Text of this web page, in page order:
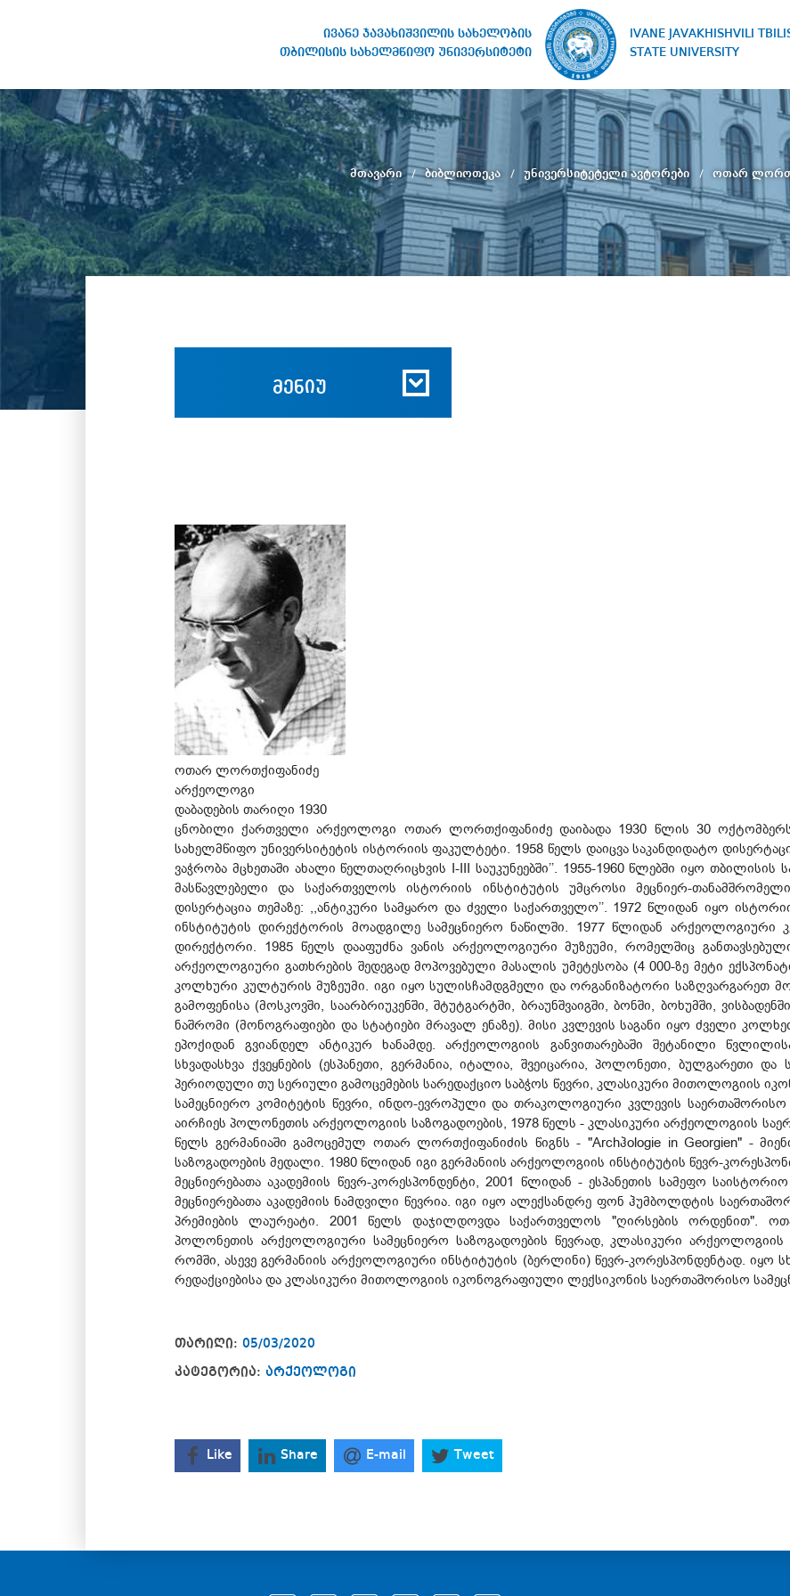
ივანე ჯავახიშვილის სახელობის
თბილისის სახელმწიფო უნივერსიტეტი
IVANE JAVAKHISHVILI
STATE UNIVERSITY
სახელობის თბილისის
სახელმწიფო უნივერსიტეტი
მთავარი ბიბლიოთეკა უნივერსიტეტელი ავტორები ოთარ
მენიუ
ოთარ ლორთქიფანიძე
არქეოლოგი
დაბადების თარიღი 1930
ცნობილი ქართველი არქეოლოგი ოთარ ლორთქიფანიძე დაიბადა 1930 წლის 30
სახელმწიფო უნივერსიტეტის ისტორიის ფაკულტეტი. 1958 წელს დაიცვა საკანდიდატო
ვაჭრობა მცხეთაში ახალი წელთაღრიცხვის I-III საუკუნეებში’’. 1955-1960 წლებში იყო
მასწავლებელი და საქართველოს ისტორიის ინსტიტუტის უმცროსი მეცნიერ-
დისერტაცია თემაზე: ,,ანტიკური სამყარო და ძველი საქართველო’’. 1972 წლიდან იყო
ინსტიტუტის დირექტორის მოადგილე სამეცნიერო ნაწილში. 1977 წლიდან არქეოლოგიური
დირექტორი. 1985 წელს დააფუძნა ვანის არქეოლოგიური მუზეუმი, რომელშიც
არქეოლოგიური გათხრების შედეგად მოპოვებული მასალის უმეტესობა (4 000-ზე მეტი
კოლხური კულტურის მუზეუმი. იგი იყო სულისჩამდგმელი და ორგანიზატორი საზღვარგარეთ
გამოფენისა (მოსკოვში, საარბრიუკენში, შტუტგარტში, ბრაუნშვაიგში, ბონში, ბოხუმში,
ნაშრომი (მონოგრაფიები და სტატიები მრავალ ენაზე). მისი კვლევის საგანი იყო ძველი
ეპოქიდან გვიანდელ ანტიკურ ხანამდე. არქეოლოგიის განვითარებაში შეტანილი
სხვადასხვა ქვეყნების (ესპანეთი, გერმანია, იტალია, შვეიცარია, პოლონეთი, ბულგარეთი და
პერიოდული თუ სერიული გამოცემების სარედაქციო საბჭოს წევრი, კლასიკური მითოლოგიის
სამეცნიერო კომიტეტის წევრი, ინდო-ევროპული და თრაკოლოგიური კვლევის
აირჩიეს პოლონეთის არქეოლოგიის საზოგადოების, 1978 წელს - კლასიკური არქეოლოგიის
წელს გერმანიაში გამოცემულ ოთარ ლორთქიფანიძის წიგნს - "Archჰologie in Georgien" -
საზოგადოების მედალი. 1980 წლიდან იგი გერმანიის არქეოლოგიის ინსტიტუტის წევრ-
მეცნიერებათა აკადემიის წევრ-კორესპონდენტი, 2001 წლიდან - ესპანეთის სამეფო
მეცნიერებათა აკადემიის ნამდვილი წევრია. იგი იყო ალექსანდრე ფონ ჰუმბოლდტის
პრემიების ლაურეატი. 2001 წელს დაჯილდოვდა საქართველოს "ღირსების ორდენით".
პოლონეთის არქეოლოგიური სამეცნიერო საზოგადოების წევრად, კლასიკური არქეოლოგიის
რომში, ასევე გერმანიის არქეოლოგიური ინსტიტუტის (ბერლინი) წევრ-კორესპონდენტად. იყო
რედაქციებისა და კლასიკური მითოლოგიის იკონოგრაფიული ლექსიკონის საერთაშორისო
თარიღი: 05/03/2020
კატეგორია: არქეოლოგი
Like Share E-mail Tweet